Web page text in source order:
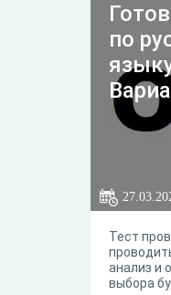
по
Тест
анализ и
выбора